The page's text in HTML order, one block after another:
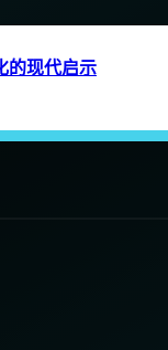
的现代启示